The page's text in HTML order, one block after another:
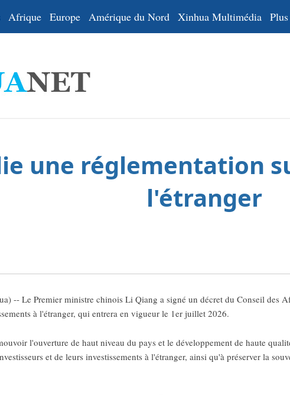
Afrique Europe Amérique du Nord Xinhua Multimédia Plus
une réglementation
l'étranger
-- Le Premier ministre chinois Li Qiang a signé un décret du Conseil des
à l'étranger, qui entrera en vigueur le 1er juillet 2026.
l'ouverture de haut niveau du pays et le développement de haute
et de leurs investissements à l'étranger, ainsi qu'à préserver la